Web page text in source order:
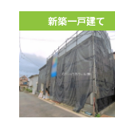
新築一戸建て